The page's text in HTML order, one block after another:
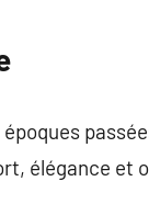
élégance et